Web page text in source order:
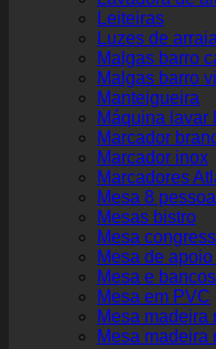
Leiteiras
Luzes de arraial
Malgas barro
Malgas barro
Manteigueira
Máquina lavar
Marcador
Marcador inox
Marcadores
Mesa 8
Mesas bistro
Mesa
Mesa de
Mesa e
Mesa em PVC
Mesa madeira
Mesa madeira